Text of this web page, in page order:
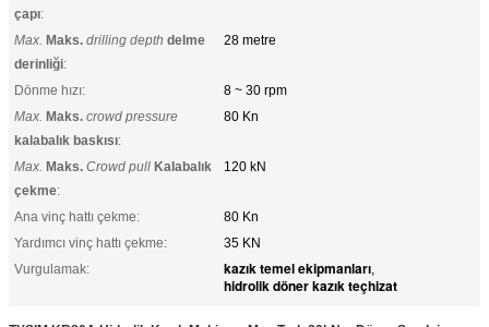
çapı:
Max. Maks. drilling depth delme
derinliği:
28 metre
Dönme hızı:
8 ~ 30 rpm
Max. Maks. crowd pressure
kalabalık baskısı:
80 Kn
Max. Maks. Crowd pull Kalabalık
çekme:
120 kN
Ana vinç hattı çekme:
80 Kn
Yardımcı vinç hattı çekme:
35 KN
Vurgulamak:
kazık temel ekipmanları,
hidrolik döner kazık teçhizat